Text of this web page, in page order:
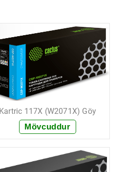
Kartric 117X (W2071X) Göy
Mövcuddur